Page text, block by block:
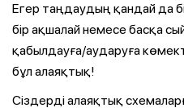
Егер таңдаудың қандай да
бір ақшалай немесе басқа
қабылдауға/аударуға
бұл алаяқтық!
Сіздерді алаяқтық